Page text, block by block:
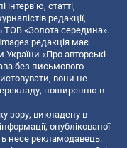
статті,
редакції,
ТОВ «Золота середина».
редакція має
«Про авторські
без письмового
вони не
поширенню в
зору, викладену в
опублікованої
несе рекламодавець.